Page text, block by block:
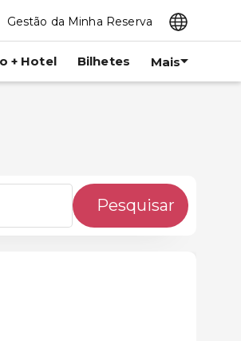
Gestão da Minha Reserva
+ Hotel Bilhetes Mais
Pesquisar